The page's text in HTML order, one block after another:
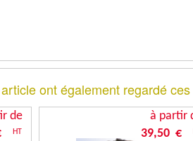
ont également regardé
de
HT
à partir
39,50 €